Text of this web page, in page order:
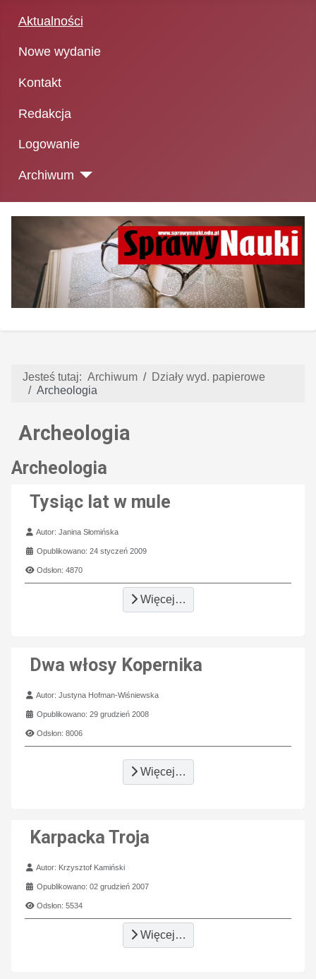
Aktualności
Nowe wydanie
Kontakt
Redakcja
Logowanie
Archiwum
Jesteś tutaj: Archiwum
Działy wyd. papierowe
Archeologia
Archeologia
Archeologia
Tysiąc lat w mule
Szczegóły
Autor:Janina Słomińska
Opublikowano: 24 styczeń 2009
Odsłon: 4870
Więcej…
Dwa włosy Kopernika
Szczegóły
Autor:Justyna Hofman-Wiśniewska
Opublikowano: 29 grudzień 2008
Odsłon: 8006
Więcej…
Karpacka Troja
Szczegóły
Autor: Krzysztof Kamiński
Opublikowano: 02 grudzień 2007
Odsłon: 5534
Więcej…